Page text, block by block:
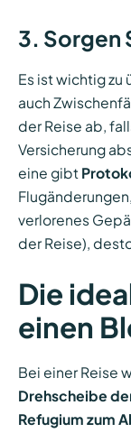
3. Sorgen
Es ist wichtig zu
auch
der Reise ab,
Versicherung
eine gibt
verlorenes
der Reise),
Die
einen
Bei einer Reise
Drehscheibe
Refugium zum